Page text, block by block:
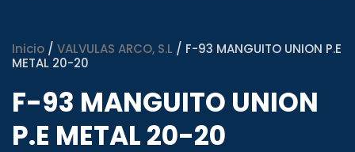
Inicio / VALVULAS ARCO, S.L / F-93 MANGUITO UNION P.E
METAL 20-20
F-93 MANGUITO UNION
P.E METAL 20-20